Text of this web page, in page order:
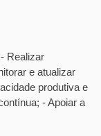
Realizar
e atualizar
produtiva e
- Apoiar a